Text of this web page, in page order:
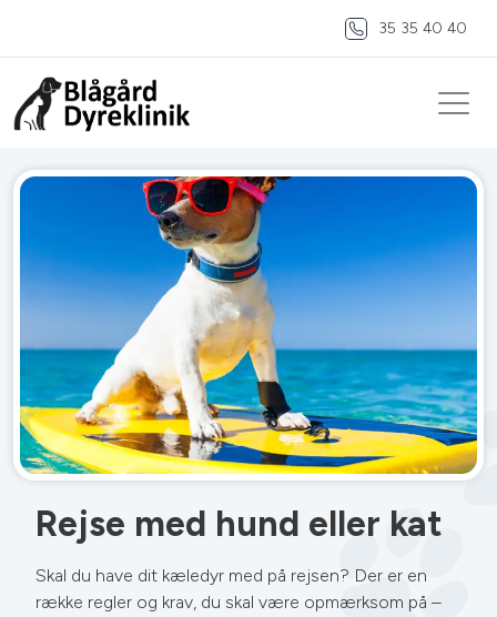
35 35 40 40
Rejse med hund eller kat
Skal du have dit kæledyr med på rejsen? Der er en
række regler og krav, du skal være opmærksom på –